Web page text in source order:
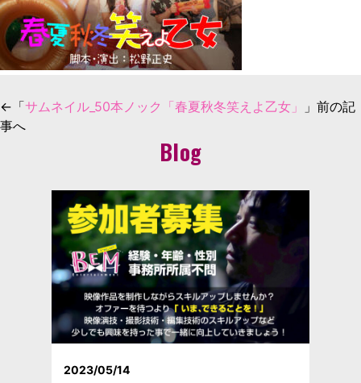
←「サムネイル_50本ノック「春夏秋冬笑えよ乙女」
」前の記
事へ
Blog
2023/05/14